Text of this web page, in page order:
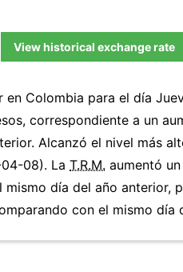
View historical exchange rate
Colombia para el día
correspondiente a un
Alcanzó el nivel más
08). La T.R.M. aumentó
mismo día del año anterior,
con el mismo día